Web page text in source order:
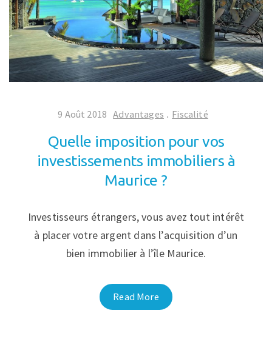
9 Août 2018 Advantages . Fiscalité
Quelle imposition pour vos
investissements immobiliers à
Maurice ?
Investisseurs étrangers, vous avez tout intérêt
à placer votre argent dans l’acquisition d’un
bien immobilier à l’île Maurice.
Read More